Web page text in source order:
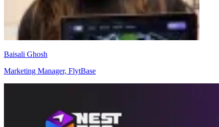
Baisali Ghosh
Marketing Manager, FlytBase